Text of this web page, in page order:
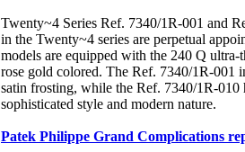
Twenty~4 Series Ref. 7340/1R-001 and
in the Twenty~4 series are perpetual
models are equipped with the 240 Q
rose gold colored. The Ref. 7340/1R-001
satin frosting, while the Ref. 7340/1R-010
sophisticated style and modern nature.
Patek Philippe Grand Complications